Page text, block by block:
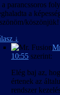
a parancssoros
a
köszönjük!
↓
10:55 szerint:
Elég baj az,
értenek az
rendszer